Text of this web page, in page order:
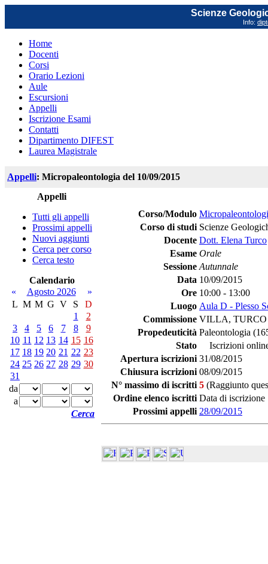
Scienze
Info:
Home
Docenti
Corsi
Orario Lezioni
Aule
Escursioni
Appelli
Iscrizione Esami
Contatti
Dipartimento DIFEST
Laurea Magistrale
Appelli: Micropaleontologia del 10/09/2015
Appelli
Tutti gli appelli
Prossimi appelli
Nuovi aggiunti
Cerca per corso
Cerca testo
Calendario
«
Agosto 2026
»
L M M G V S
D
1
2
3
4 5 6 7 8
9
10 11 12 13 14 15 16
17 18 19 20 21 22 23
24 25 26 27 28 29 30
31
da
a
Cerca
Corso/Modulo
Corso di studi Scienze
Docente Dott. Elena Turco
Esame Orale
Sessione Autunnale
Data 10/09/2015
Ore 10:00 - 13:00
Luogo Aula D - Plesso
Commissione VILLA, TURCO
Propedeuticità Paleontologia
Stato
Iscrizioni
Apertura iscrizioni 31/08/2015
Chiusura iscrizioni 08/09/2015
N° massimo di iscritti 5 (Raggiunto
Ordine elenco iscritti Data di iscrizione
Prossimi appelli 28/09/2015